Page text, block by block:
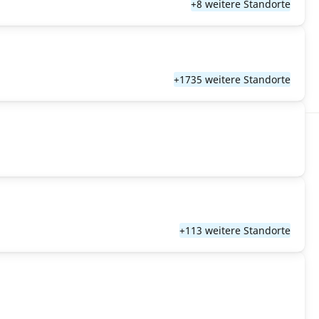
+8 weitere Standorte
+1735 weitere Standorte
+113 weitere Standorte